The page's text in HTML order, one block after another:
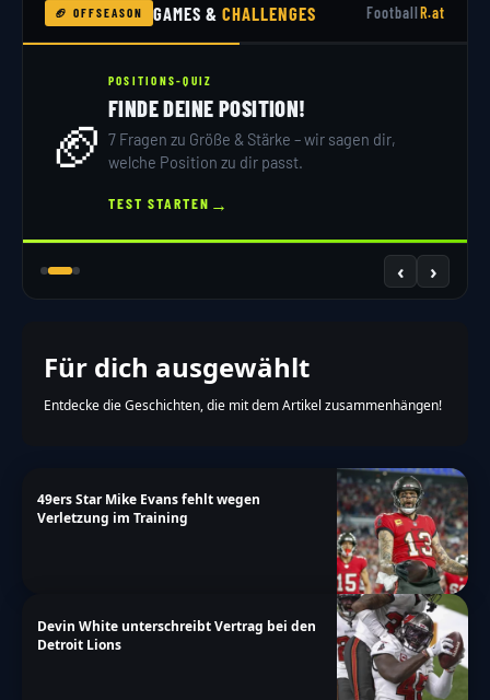
🏈 OFFSEASON GAMES &CHALLENGES FootballR.at
🏈
POSITIONS-QUIZ
FINDE DEINE POSITION!
7 Fragen zu Größe & Stärke – wir sagen dir,
welche Position zu dir passt.
TEST STARTEN →
‹ ›
Für dich ausgewählt
Entdecke die Geschichten, die mit dem Artikel zusammenhängen!
49ers Star Mike Evans fehlt wegen
Verletzung im Training
Devin White unterschreibt Vertrag bei den
Detroit Lions